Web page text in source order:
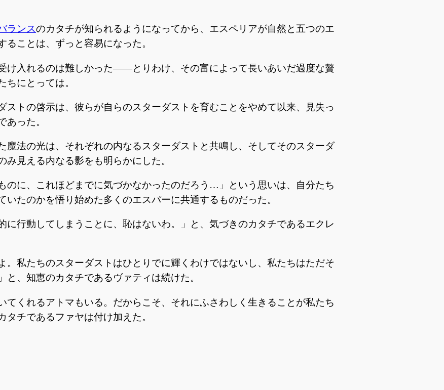
ランスのカタチが知られるようになってから、エスペリアが自然と五つのエ
ることは、ずっと容易になった。
け入れるのは難しかった——とりわけ、その富によって長いあいだ過度な贅
ちにとっては。
ストの啓示は、彼らが自らのスターダストを育むことをやめて以来、見失っ
あった。
魔法の光は、それぞれの内なるスターダストと共鳴し、そしてそのスターダ
み見える内なる影をも明らかにした。
のに、これほどまでに気づかなかったのだろう…」という思いは、自分たち
いたのかを悟り始めた多くのエスパーに共通するものだった。
に行動してしまうことに、恥はないわ。」と、気づきのカタチであるエクレ
。私たちのスターダストはひとりでに輝くわけではないし、私たちはただそ
、知恵のカタチであるヴァティは続けた。
てくれるアトマもいる。だからこそ、それにふさわしく生きることが私たち
チであるファヤは付け加えた。